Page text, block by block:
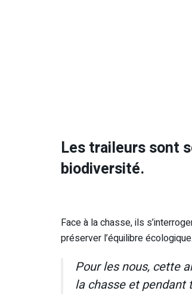
Les traileurs sont
biodiversité.
Face à la chasse, ils
préserver l’équilibre écologique.
Pour les nous, cette
la chasse et pendant